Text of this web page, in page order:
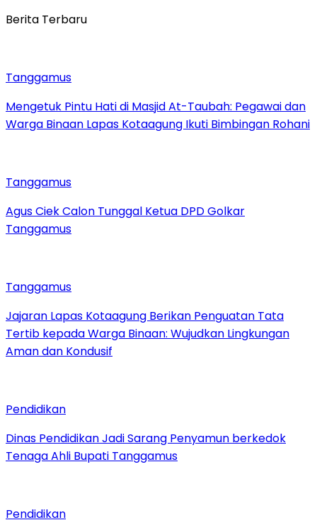
Berita Terbaru
Tanggamus
Mengetuk Pintu Hati di Masjid At-Taubah: Pegawai dan
Warga Binaan Lapas Kotaagung Ikuti Bimbingan Rohani
Tanggamus
Agus Ciek Calon Tunggal Ketua DPD Golkar
Tanggamus
Tanggamus
Jajaran Lapas Kotaagung Berikan Penguatan Tata
Tertib kepada Warga Binaan: Wujudkan Lingkungan
Aman dan Kondusif
Pendidikan
Dinas Pendidikan Jadi Sarang Penyamun berkedok
Tenaga Ahli Bupati Tanggamus
Pendidikan